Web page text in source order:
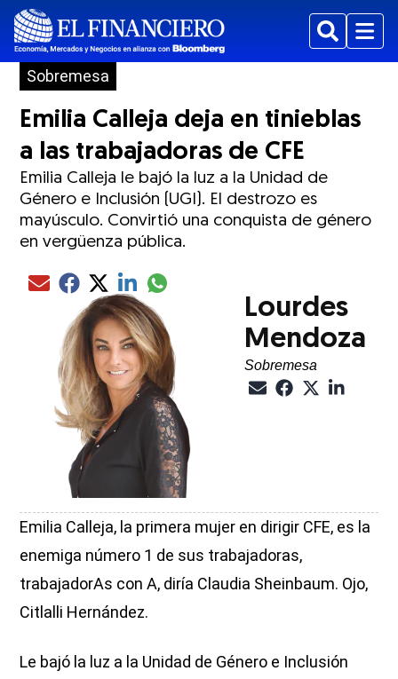
BuscarMenu
Sobremesa
Emilia Calleja deja en tinieblas
a las trabajadoras de CFE
Emilia Calleja le bajó la luz a la Unidad de
Género e Inclusión (UGI). El destrozo es
mayúsculo. Convirtió una conquista de género
en vergüenza pública.
Compartir el artículo actual mediante Email
Compartir el artículo actual mediante Facebook
Compartir el artículo actual mediante Twitter
Compartir el artículo actual mediante LinkedIn
Compartir el artículo actual mediante
Lourdes
Mendoza
Sobremesa
Emilia Calleja, la primera mujer en dirigir CFE, es la
enemiga número 1 de sus trabajadoras,
trabajadorAs con A, diría Claudia Sheinbaum. Ojo,
Citlalli Hernández.
Le bajó la luz a la Unidad de Género e Inclusión